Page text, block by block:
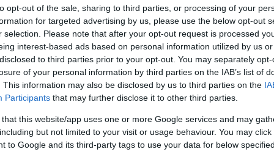
opt-out of the sale, sharing to third parties, or processing of your
for targeted advertising by us, please use the below opt-out
selection. Please note that after your opt-out request is processed
interest-based ads based on personal information utilized by us
to third parties prior to your opt-out. You may separately
of your personal information by third parties on the IAB’s list of
This information may also be disclosed by us to third parties on the
Participants that may further disclose it to other third parties.
that this website/app uses one or more Google services and may
but not limited to your visit or usage behaviour. You may
to Google and its third-party tags to use your data for below
céljuk lehet a dobogó elérése.
a Ferencvároson kívül, teljesen reális célként
lehet célunk a dobogó, de még sok
Nem az FTC-t kell figyelni, nem is
- mondta az M1 aktuális csatornának a
egy hónapos kihagyással számol, mint
meg a vizsgálatok a jobb térdében, csak